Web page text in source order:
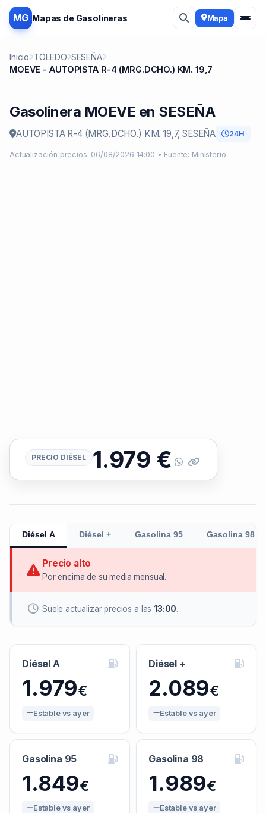
MG Mapas de Gasolineras Mapa
Inicio TOLEDO SESEÑA
MOEVE - AUTOPISTA R-4 (MRG.DCHO.) KM. 19,7
Gasolinera MOEVE en SESEÑA
AUTOPISTA R-4 (MRG.DCHO.) KM. 19,7, SESEÑA 24H
Actualización precios: 06/08/2026 14:00 • Fuente: Ministerio
PRECIO DIÉSEL 1.979 €
Diésel A Diésel + Gasolina 95 Gasolina 98
Precio alto
Por encima de su media mensual.
Suele actualizar precios a las13:00.
Diésel A
1.979€
Estable vs ayer
Diésel +
2.089€
Estable vs ayer
Gasolina 95
1.849€
Estable vs ayer
Gasolina 98
1.989€
Estable vs ayer